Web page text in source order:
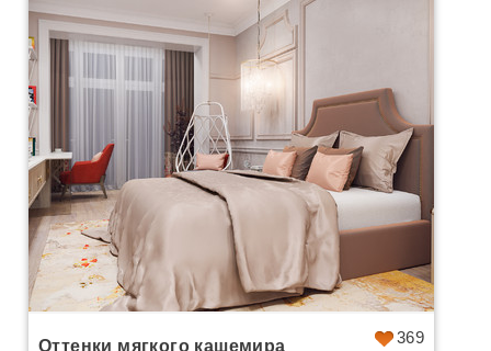
369
Оттенки мягкого кашемира